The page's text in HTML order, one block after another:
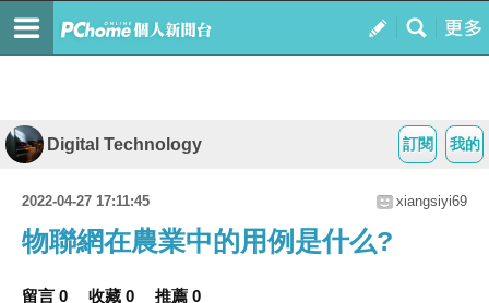
我的
訂閱
Digital Technology
2022-04-27 17:11:45 xiangsiyi69
物聯網在農業中的用例是什么?
留言 0 收藏 0 推薦 0